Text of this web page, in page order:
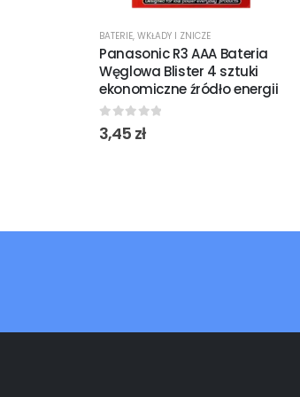
BATERIE, WKŁADY I ZNICZE
Panasonic R3 AAA Bateria
Węglowa Blister 4 sztuki
ekonomiczne źródło energii
0out of 5
3,45 zł